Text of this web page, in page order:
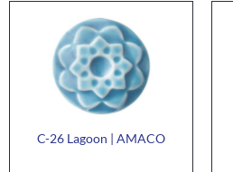
C-26 Lagoon | AMACO